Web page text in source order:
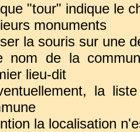
"tour" indique le
monuments
la souris sur une
nom de la
lieu-dit
la
la localisation